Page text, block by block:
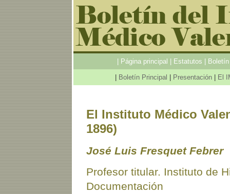
Página principal Estatutos
Boletín Principal Presentación| El
El Instituto Médico
1896)
José Luis Fresquet Febrer
Profesor titular. Instituto de
Documentación